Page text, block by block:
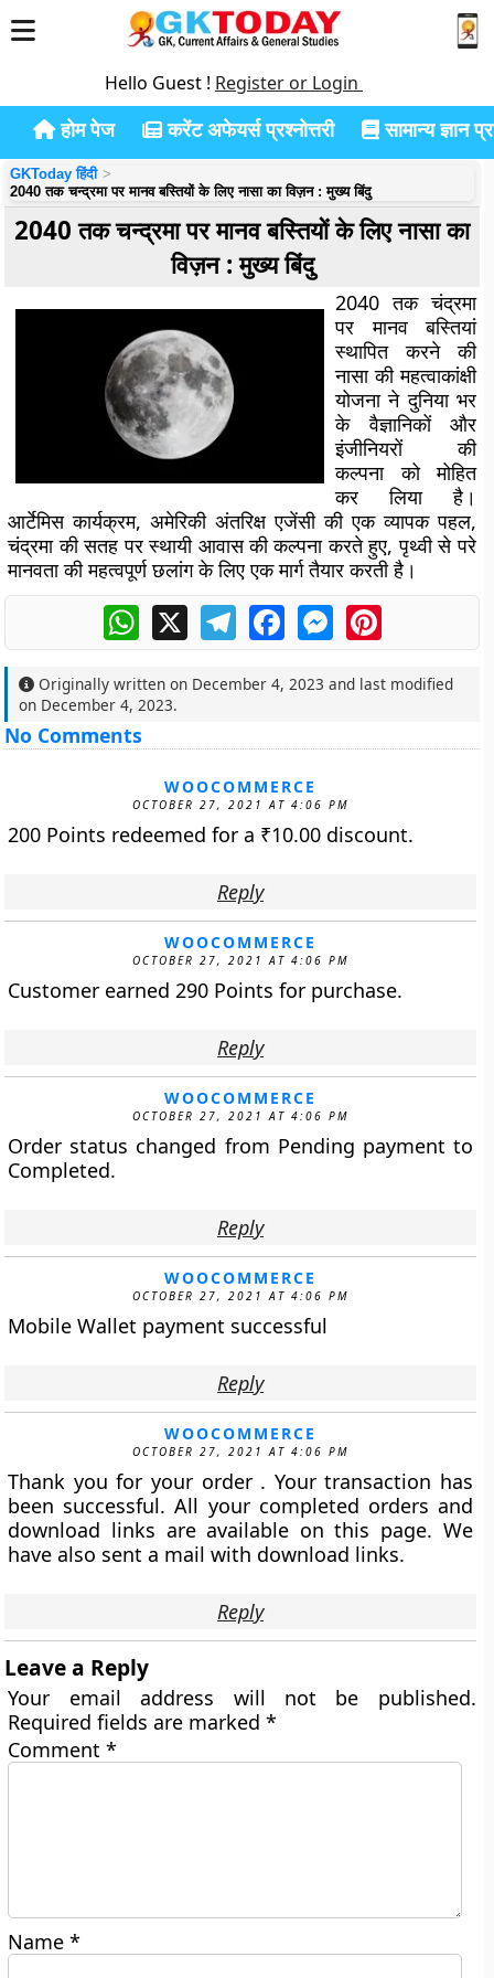
Hello Guest ! Register or Login
होम पेज करेंट अफेयर्स प्रश्नोत्तरी सामान्य ज्ञान
GKToday हिंदी
2040 तक चन्द्रमा पर मानव बस्तियों के लिए नासा का विज़न : मुख्य बिंदु
2040 तक चन्द्रमा पर मानव बस्तियों के लिए नासा का
विज़न : मुख्य बिंदु
2040 तक चंद्रमा
पर मानव बस्तियां
स्थापित करने की
नासा की महत्वाकांक्षी
योजना ने दुनिया भर
के वैज्ञानिकों और
इंजीनियरों की
कल्पना को मोहित
कर लिया है।
आर्टेमिस कार्यक्रम, अमेरिकी अंतरिक्ष एजेंसी की एक व्यापक पहल,
चंद्रमा की सतह पर स्थायी आवास की कल्पना करते हुए, पृथ्वी से परे
मानवता की महत्वपूर्ण छलांग के लिए एक मार्ग तैयार करती है।
WhatsApp
X TelegramFacebookMessengerPinterest
Originally written on December 4, 2023 and last modified
on December 4, 2023.
No Comments
WOOCOMMERCE
OCTOBER 27, 2021 AT 4:06 PM
200 Points redeemed for a ₹10.00 discount.
Reply
WOOCOMMERCE
OCTOBER 27, 2021 AT 4:06 PM
Customer earned 290 Points for purchase.
Reply
WOOCOMMERCE
OCTOBER 27, 2021 AT 4:06 PM
Order status changed from Pending payment to
Completed.
Reply
WOOCOMMERCE
OCTOBER 27, 2021 AT 4:06 PM
Mobile Wallet payment successful
Reply
WOOCOMMERCE
OCTOBER 27, 2021 AT 4:06 PM
Thank you for your order . Your transaction has
been successful. All your completed orders and
download links are available on this page. We
have also sent a mail with download links.
Reply
Leave a Reply
Your email address will not be published.
Required fields are marked*
Comment*
Name*